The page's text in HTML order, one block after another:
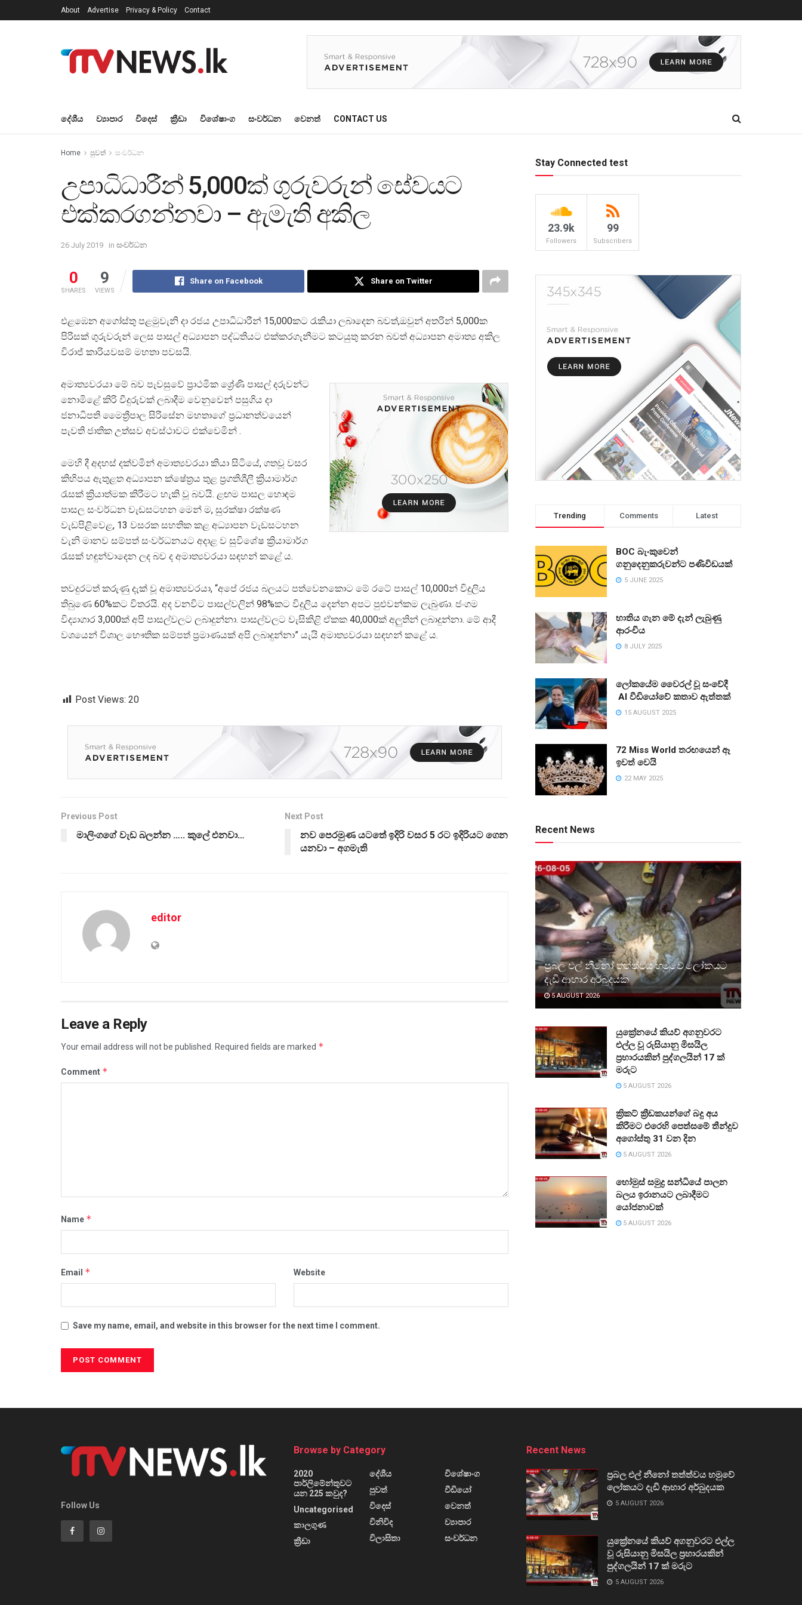
About Advertise Privacy & Policy Contact
දේශීය ව්‍යාපාර විදෙස් ක්‍රීඩා විශේෂාංග සංවර්ධන වෙනත් CONTACT US
Home පුවත් සංවර්ධන
උපාධිධාරීන් 5,000ක් ගුරුවරුන් සේවයට
එක්කරගන්නවා – ඇමැති අකිල
26 July 2019 in සංවර්ධන
0
SHARES
9
VIEWS
Share on Facebook Share on Twitter
එළඹෙන අගෝස්තු පළමුවැනි දා රජය උපාධිධාරීන් 15,000කට රැකියා ලබාදෙන බවත්,ඔවුන් අතරින් 5,000ක
පිරිසක් ගුරුවරුන් ලෙස පාසල් අධ්‍යාපන පද්ධතියට එක්කරගැනීමට කටයුතු කරන බවත් අධ්‍යාපන අමාත්‍ය අකිල
විරාජ් කාරියවසම් මහතා පවසයි.
අමාත්‍යවරයා මේ බව පැවසුවේ ප්‍රාථමික ශ්‍රේණි පාසල් දරුවන්ට
නොමිළේ කිරි වීදුරුවක් ලබාදීම වෙනුවෙන් පසුගිය දා
ජනාධිපති මෛත්‍රීපාල සිරිසේන මහතාගේ ප්‍රධානත්වයෙන්
පැවති ජාතික උත්සව අවස්ථාවට එක්වෙමින් .
මෙහි දී අදහස් දක්වමින් අමාත්‍යවරයා කියා සිටියේ, ගතවූ වසර
කිහිපය ඇතුළත අධ්‍යාපන ක්ෂේත්‍රය තුළ ප්‍රගතිශීලී ක්‍රියාමාර්ග
රැසක් ක්‍රියාත්මක කිරීමට හැකි වූ බවයි. ළඟම පාසල හොඳම
පාසල සංවර්ධන වැඩසටහන මෙන් ම, සුරක්ෂා රක්ෂණ
වැඩපිළිවෙළ, 13 වසරක සහතික කළ අධ්‍යාපන වැඩසටහන
වැනි මානව සම්පත් සංවර්ධනයට අදාළ ව සුවිශේෂ ක්‍රියාමාර්ග
රැසක් හඳුන්වාදෙන ලද බව ද අමාත්‍යවරයා සඳහන් කළේ ය.
තවදුරටත් කරුණු දැක් වූ අමාත්‍යවරයා, “අපේ රජය බලයට පත්වෙනකොට මේ රටේ පාසල් 10,000න් විදුලිය
තිබුණෙ 60%කට විතරයි. අද වනවිට පාසල්වලින් 98%කට විදුලිය දෙන්න අපට පුළුවන්කම ලැබුණා. ජංගම
විද්‍යාගාර 3,000ක් අපි පාසල්වලට ලබාදුන්නා. පාසල්වලට වැසිකිළි ඒකක 40,000ක් අලුතින් ලබාදුන්නා. මේ ආදී
වශයෙන් විශාල භෞතික සම්පත් ප්‍රමාණයක් අපි ලබාදුන්නා” යැයි අමාත්‍යවරයා සඳහන් කළේ ය.
Post Views: 20
Previous Post
මාලිංගගේ වැඩ බලන්න ….. කුලේ එනවා…
Next Post
නව පෙරමුණ යටතේ ඉදිරි වසර 5 රට ඉදිරියට ගෙන
යනවා – අගමැති
editor
Leave a Reply
Your email address will not be published. Required fields are marked *
Comment *
Name *
Email * Website
Save my name, email, and website in this browser for the next time I comment.
Stay Connected test
23.9k
Followers
99
Subscribers
Trending Comments Latest
BOC බැංකුවෙන්
ගනුදෙනුකරුවන්ට පණිවිඩයක්
5 JUNE 2025
භාතිය ගැන මේ දැන් ලැබුණු
ආරංචිය
8 JULY 2025
ලෝකයේම වෛරල් වූ සංවේදී
AI වීඩියෝවේ කතාව ඇත්තක්
15 AUGUST 2025
72 Miss World තරඟයෙන් ඈ
ඉවත් වෙයි
22 MAY 2025
Recent News
ප්‍රබල එල් නීනෝ තත්ත්වය හමුවේ ලෝකයට
දැඩි ආහාර අර්බුදයක
5 AUGUST 2026
යුක්‍රේනයේ කියව් අගනුවරට
එල්ල වූ රුසියානු මිසයිල
ප්‍රහාරයකින් පුද්ගලයින් 17 ක්
මරුට
5 AUGUST 2026
ක්‍රිකට් ක්‍රීඩකයන්ගේ බදු අය
කිරීමට එරෙහි පෙත්සමේ තීන්දුව
අගෝස්තු 31 වන දින
5 AUGUST 2026
හෝමුස් සමුද්‍ර සන්ධියේ පාලන
බලය ඉරානයට ලබාදීමට
යෝජනාවක්
5 AUGUST 2026
Follow Us
Browse by Category
2020
පාර්ලිමේන්තුවට
යන 225 කවුද?
Uncategorised
කාලගුණ
ක්‍රීඩා
දේශීය
පුවත්
විදෙස්
විනිවිද
විලාසිතා
විශේෂාංග
වීඩියෝ
වෙනත්
ව්‍යාපාර
සංවර්ධන
Recent News
ප්‍රබල එල් නීනෝ තත්ත්වය හමුවේ
ලෝකයට දැඩි ආහාර අර්බුදයක
5 AUGUST 2026
යුක්‍රේනයේ කියව් අගනුවරට එල්ල
වූ රුසියානු මිසයිල ප්‍රහාරයකින්
පුද්ගලයින් 17 ක් මරුට
5 AUGUST 2026